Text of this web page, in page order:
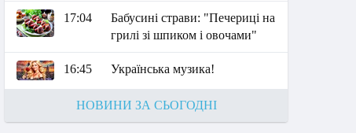
17:04
Бабусині страви: "Печериці на
грилі зі шпиком і овочами"
16:45 Українська музика!
НОВИНИ ЗА СЬОГОДНІ